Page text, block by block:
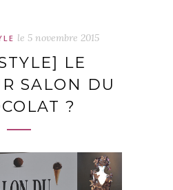
le 5 novembre 2015
LE
SALON DU
?